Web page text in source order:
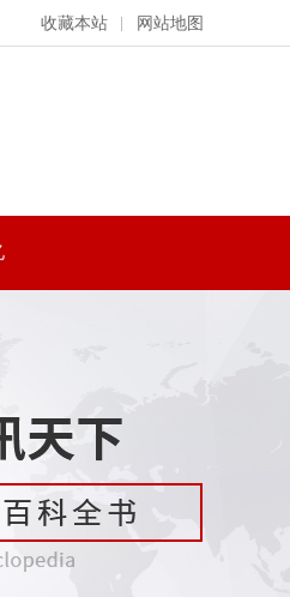
收藏本站 网站地图